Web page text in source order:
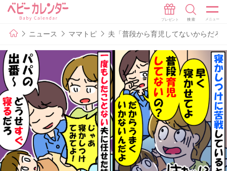
ニュース ママトピ 夫「普段から育児してないからだろ